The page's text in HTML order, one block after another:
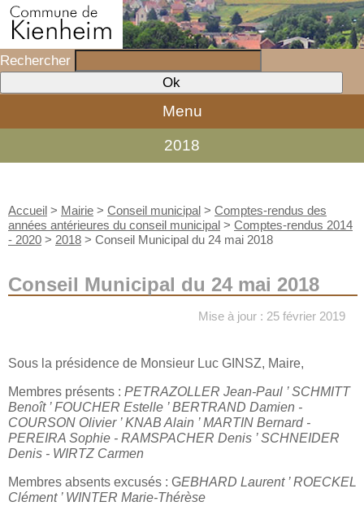
Rechercher
Menu
2018
Accueil > Mairie > Conseil municipal > Comptes-rendus des
années antérieures du conseil municipal > Comptes-rendus 2014
- 2020 > 2018 > Conseil Municipal du 24 mai 2018
Conseil Municipal du 24 mai 2018
Mise à jour : 25 février 2019
Sous la présidence de Monsieur Luc GINSZ, Maire,
Membres présents : PETRAZOLLER Jean-Paul ’ SCHMITT
Benoît ’ FOUCHER Estelle ’ BERTRAND Damien -
COURSON Olivier ’ KNAB Alain ’ MARTIN Bernard -
PEREIRA Sophie - RAMSPACHER Denis ’ SCHNEIDER
Denis - WIRTZ Carmen
Membres absents excusés : GEBHARD Laurent ’ ROECKEL
Clément ’ WINTER Marie-Thérèse